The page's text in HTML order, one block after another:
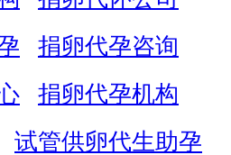
捐卵代孕咨询
捐卵代孕机构
试管供卵代生助孕